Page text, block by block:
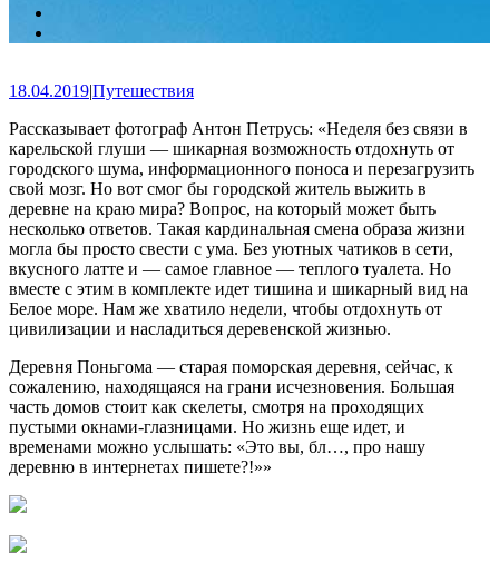
18.04.2019|Путешествия
Рассказывает фотограф Антон Петрусь: «Неделя без связи в
карельской глуши — шикарная возможность отдохнуть от
городского шума, информационного поноса и перезагрузить
свой мозг. Но вот смог бы городской житель выжить в
деревне на краю мира? Вопрос, на который может быть
несколько ответов. Такая кардинальная смена образа жизни
могла бы просто свести с ума. Без уютных чатиков в сети,
вкусного латте и — самое главное — теплого туалета. Но
вместе с этим в комплекте идет тишина и шикарный вид на
Белое море. Нам же хватило недели, чтобы отдохнуть от
цивилизации и насладиться деревенской жизнью.
Деревня Поньгома — старая поморская деревня, сейчас, к
сожалению, находящаяся на грани исчезновения. Большая
часть домов стоит как скелеты, смотря на проходящих
пустыми окнами-глазницами. Но жизнь еще идет, и
временами можно услышать: «Это вы, бл…, про нашу
деревню в интернетах пишете?!»»